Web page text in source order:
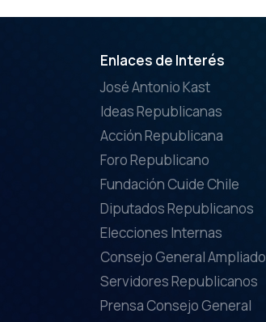
Enlaces de Interés
José Antonio Kast
Ideas Republicanas
Acción Republicana
Foro Republicano
Fundación Cuide Chile
Diputados Republicanos
Elecciones Internas
Consejo General Ampliado
Servidores Republicanos
Prensa Consejo General